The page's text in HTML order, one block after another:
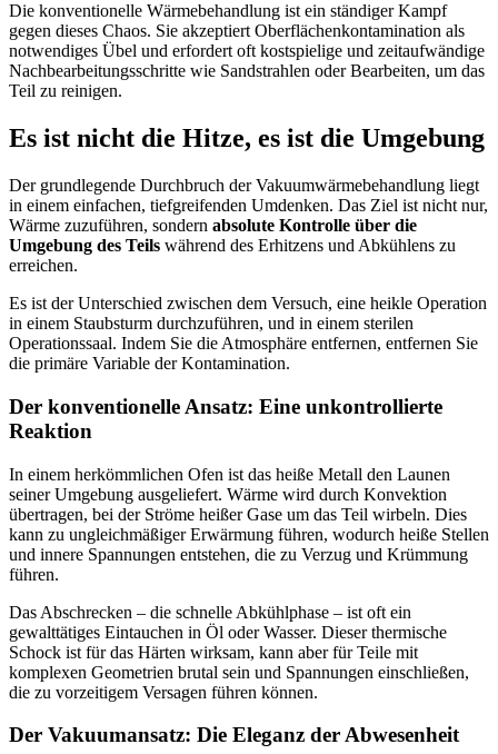
Die konventionelle Wärmebehandlung ist ein ständiger Kampf
gegen dieses Chaos. Sie akzeptiert Oberflächenkontamination als
notwendiges Übel und erfordert oft kostspielige und zeitaufwändige
Nachbearbeitungsschritte wie Sandstrahlen oder Bearbeiten, um das
Teil zu reinigen.
Es ist nicht die Hitze, es ist die Umgebung
Der grundlegende Durchbruch der Vakuumwärmebehandlung liegt
in einem einfachen, tiefgreifenden Umdenken. Das Ziel ist nicht nur,
Wärme zuzuführen, sondern absolute Kontrolle über die
Umgebung des Teils während des Erhitzens und Abkühlens zu
erreichen.
Es ist der Unterschied zwischen dem Versuch, eine heikle Operation
in einem Staubsturm durchzuführen, und in einem sterilen
Operationssaal. Indem Sie die Atmosphäre entfernen, entfernen Sie
die primäre Variable der Kontamination.
Der konventionelle Ansatz: Eine unkontrollierte
Reaktion
In einem herkömmlichen Ofen ist das heiße Metall den Launen
seiner Umgebung ausgeliefert. Wärme wird durch Konvektion
übertragen, bei der Ströme heißer Gase um das Teil wirbeln. Dies
kann zu ungleichmäßiger Erwärmung führen, wodurch heiße Stellen
und innere Spannungen entstehen, die zu Verzug und Krümmung
führen.
Das Abschrecken – die schnelle Abkühlphase – ist oft ein
gewalttätiges Eintauchen in Öl oder Wasser. Dieser thermische
Schock ist für das Härten wirksam, kann aber für Teile mit
komplexen Geometrien brutal sein und Spannungen einschließen,
die zu vorzeitigem Versagen führen können.
Der Vakuumansatz: Die Eleganz der Abwesenheit